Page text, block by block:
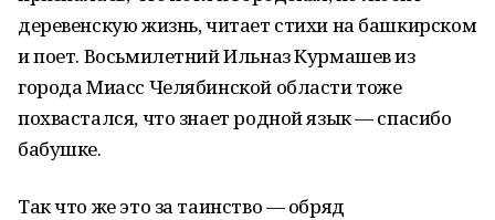
деревенскую жизнь, читает стихи на башкирском
и поет. Восьмилетний Ильназ Курмашев из
города Миасс Челябинской области тоже
похвастался, что знает родной язык — спасибо
бабушке.
Так что же это за таинство — обряд